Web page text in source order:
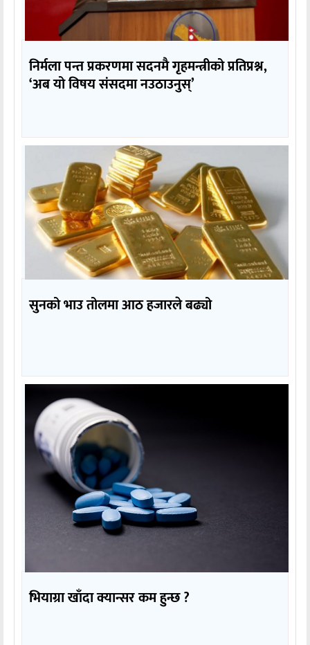
निर्मला पन्त प्रकरणमा सदनमै गृहमन्त्रीको प्रतिप्रश्न,
‘अब यो विषय संसदमा नउठाउनुस्’
सुनको भाउ तोलमा आठ हजारले बढ्यो
भियाग्रा खाँदा क्यान्सर कम हुन्छ ?